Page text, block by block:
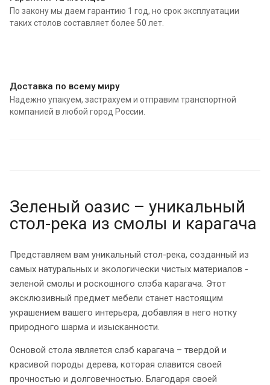
По закону мы даем гарантию 1 год, но срок эксплуатации
таких столов составляет более 50 лет.
Доставка по всему миру
Надежно упакуем, застрахуем и отправим транспортной
компанией в любой город России.
Зеленый оазис – уникальный
стол-река из смолы и карагача
Представляем вам уникальный стол-река, созданный из
самых натуральных и экологически чистых материалов -
зеленой смолы и роскошного слэба карагача. Этот
эксклюзивный предмет мебели станет настоящим
украшением вашего интерьера, добавляя в него нотку
природного шарма и изысканности.
Основой стола является слэб карагача – твердой и
красивой породы дерева, которая славится своей
прочностью и долговечностью. Благодаря своей